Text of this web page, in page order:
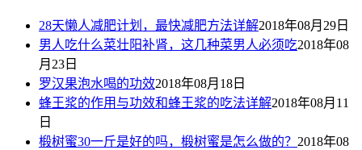
28天懒人减肥计划，最快减肥方法详解2018年08月29日
男人吃什么菜壮阳补肾，这几种菜男人必须吃2018年08
月23日
罗汉果泡水喝的功效2018年08月18日
蜂王浆的作用与功效和蜂王浆的吃法详解2018年08月11
日
椴树蜜30一斤是好的吗，椴树蜜是怎么做的？ 2018年08